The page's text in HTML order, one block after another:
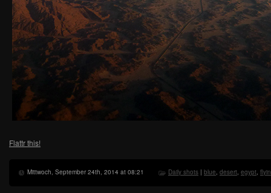
Flattr this!
Mittwoch, September 24th, 2014 at 08:21 Daily shots | blue, desert, egypt,